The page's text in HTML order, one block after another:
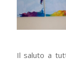
Il saluto a